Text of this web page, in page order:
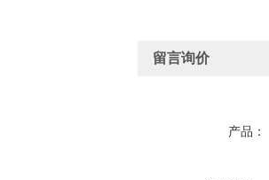
留言询价
产品：